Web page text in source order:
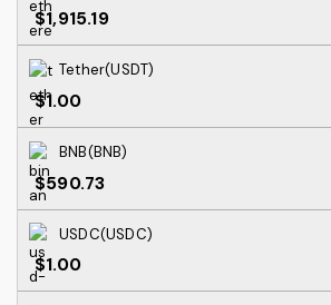
$1,915.19
Tether(USDT)
$1.00
BNB(BNB)
$590.73
USDC(USDC)
$1.00